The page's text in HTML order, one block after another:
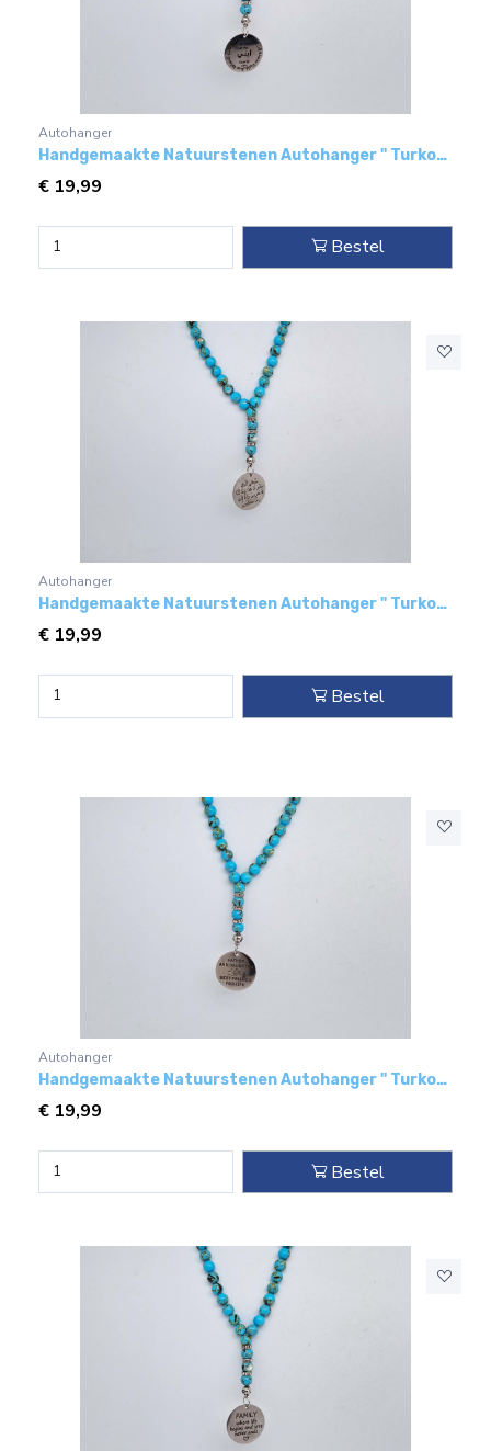
Autohanger
Handgemaakte Natuurstenen Autohanger " Turkoois bakeliet"- Met metaal hanger - " Mijn zoon"
€ 19,99
Bestel
Autohanger
Handgemaakte Natuurstenen Autohanger " Turkoois bakeliet"- Met metaal hanger - " Reisgebed"
€ 19,99
Bestel
Autohanger
Handgemaakte Natuurstenen Autohanger " Turkoois bakeliet"- Met metaal hanger - "Vader en dochter"
€ 19,99
Bestel